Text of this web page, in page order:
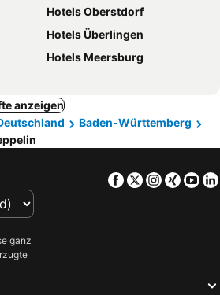
Hotels Oberstdorf
Hotels Überlingen
Hotels Meersburg
anzeigen
Baden-Württemberg
Facebook
TwitterXing
ganz